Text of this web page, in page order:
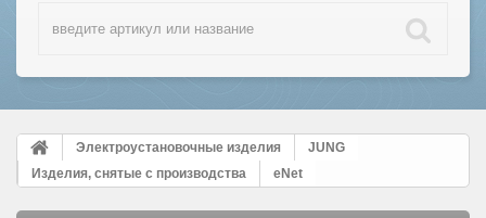
Электроустановочные изделия
JUNG
Изделия, снятые с производства
eNet